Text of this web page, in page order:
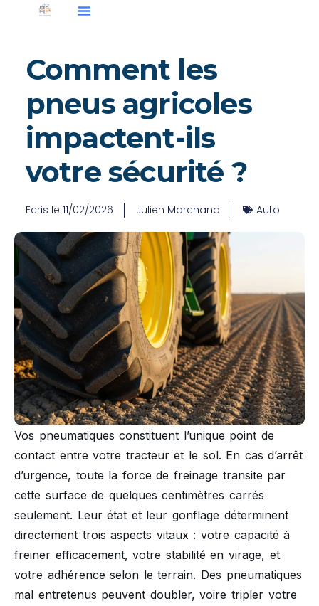
Comment les
pneus agricoles
impactent-ils
votre sécurité ?
Ecris le 11/02/2026 Julien Marchand Auto
Vos pneumatiques constituent l’unique point de
contact entre votre tracteur et le sol. En cas d’arrêt
d’urgence, toute la force de freinage transite par
cette surface de quelques centimètres carrés
seulement. Leur état et leur gonflage déterminent
directement trois aspects vitaux : votre capacité à
freiner efficacement, votre stabilité en virage, et
votre adhérence selon le terrain. Des pneumatiques
mal entretenus peuvent doubler, voire tripler votre